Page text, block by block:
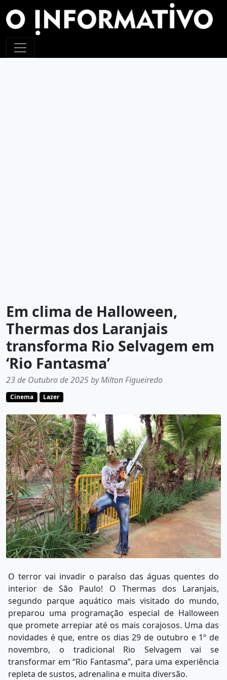
Em clima de Halloween,
Thermas dos Laranjais
transforma Rio Selvagem em
‘Rio Fantasma’
23 de Outubro de 2025 by Milton Figueiredo
Cinema Lazer
O terror vai invadir o paraíso das águas quentes do
interior de São Paulo! O Thermas dos Laranjais,
segundo parque aquático mais visitado do mundo,
preparou uma programação especial de Halloween
que promete arrepiar até os mais corajosos. Uma das
novidades é que, entre os dias 29 de outubro e 1º de
novembro, o tradicional Rio Selvagem vai se
transformar em “Rio Fantasma”, para uma experiência
repleta de sustos, adrenalina e muita diversão.